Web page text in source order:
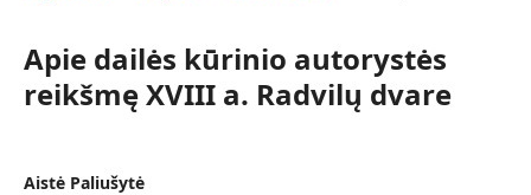
Apie dailės kūrinio autorystės
reikšmę XVIII a. Radvilų dvare
Aistė Paliušytė